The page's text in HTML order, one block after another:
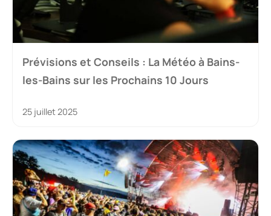
Prévisions et Conseils : La Météo à Bains-
les-Bains sur les Prochains 10 Jours
25 juillet 2025